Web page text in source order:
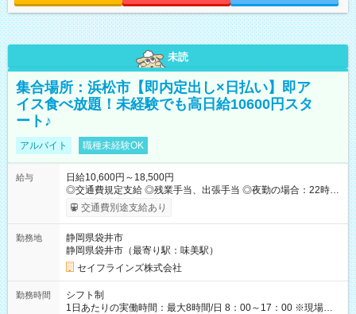
未読
集合場所：浜松市【即内定出し×日払い】即ア
イス食べ放題！未経験でも高日給10600円スタ
ート♪
アルバイト 職種未経験OK
給与
日給10,600円～18,500円
◎交通費規定支給 ◎残業手当、出張手当 ◎夜勤の場合：22時～
翌5時は割増給与 ◎日払い・週払い可(希望者／条件有) ◎社食あ
ダブルワークも可能です☺ ◎髪色、ピアス、タトゥーOK おしゃ
れも自由に楽しめます！ 【試用期間】試用期間あり 試用期間の
長さ：3ヶ月 雇用形態、給与は本採用時と同じです。
交通費別途支給あり
勤務地
静岡県袋井市
静岡県袋井市（最寄り駅：味美駅）
セイフラインズ株式会社
勤務時間
シフト制
1日あたりの実働時間：最大8時間/日 8：00～17：00 ※現場によ